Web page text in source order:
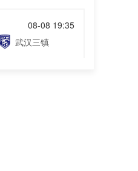
08-08 19:35
武汉三镇